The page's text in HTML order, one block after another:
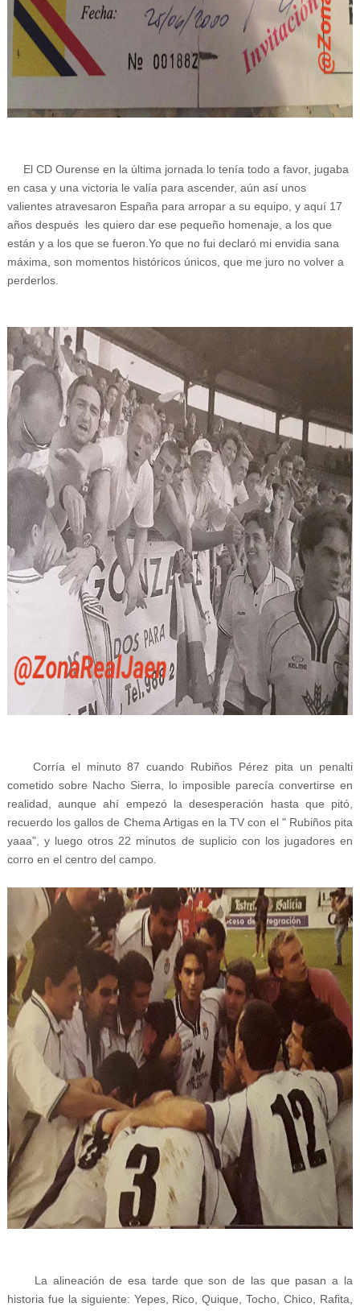
El CD Ourense en la última jornada lo tenía todo a favor, jugaba
en casa y una victoria le valía para ascender, aún así unos
valientes atravesaron España para arropar a su equipo, y aquí 17
años después les quiero dar ese pequeño homenaje, a los que
están y a los que se fueron.Yo que no fui declaró mi envidia sana
máxima, son momentos históricos únicos, que me juro no volver a
perderlos.
Corría el minuto 87 cuando Rubiños Pérez pita un penalti
cometido sobre Nacho Sierra, lo imposible parecía convertirse en
realidad, aunque ahí empezó la desesperación hasta que pitó,
recuerdo los gallos de Chema Artigas en la TV con el " Rubiños pita
yaaa", y luego otros 22 minutos de suplicio con los jugadores en
corro en el centro del campo.
La alineación de esa tarde que son de las que pasan a la
historia fue la siguiente: Yepes, Rico, Quique, Tocho, Chico, Rafita,